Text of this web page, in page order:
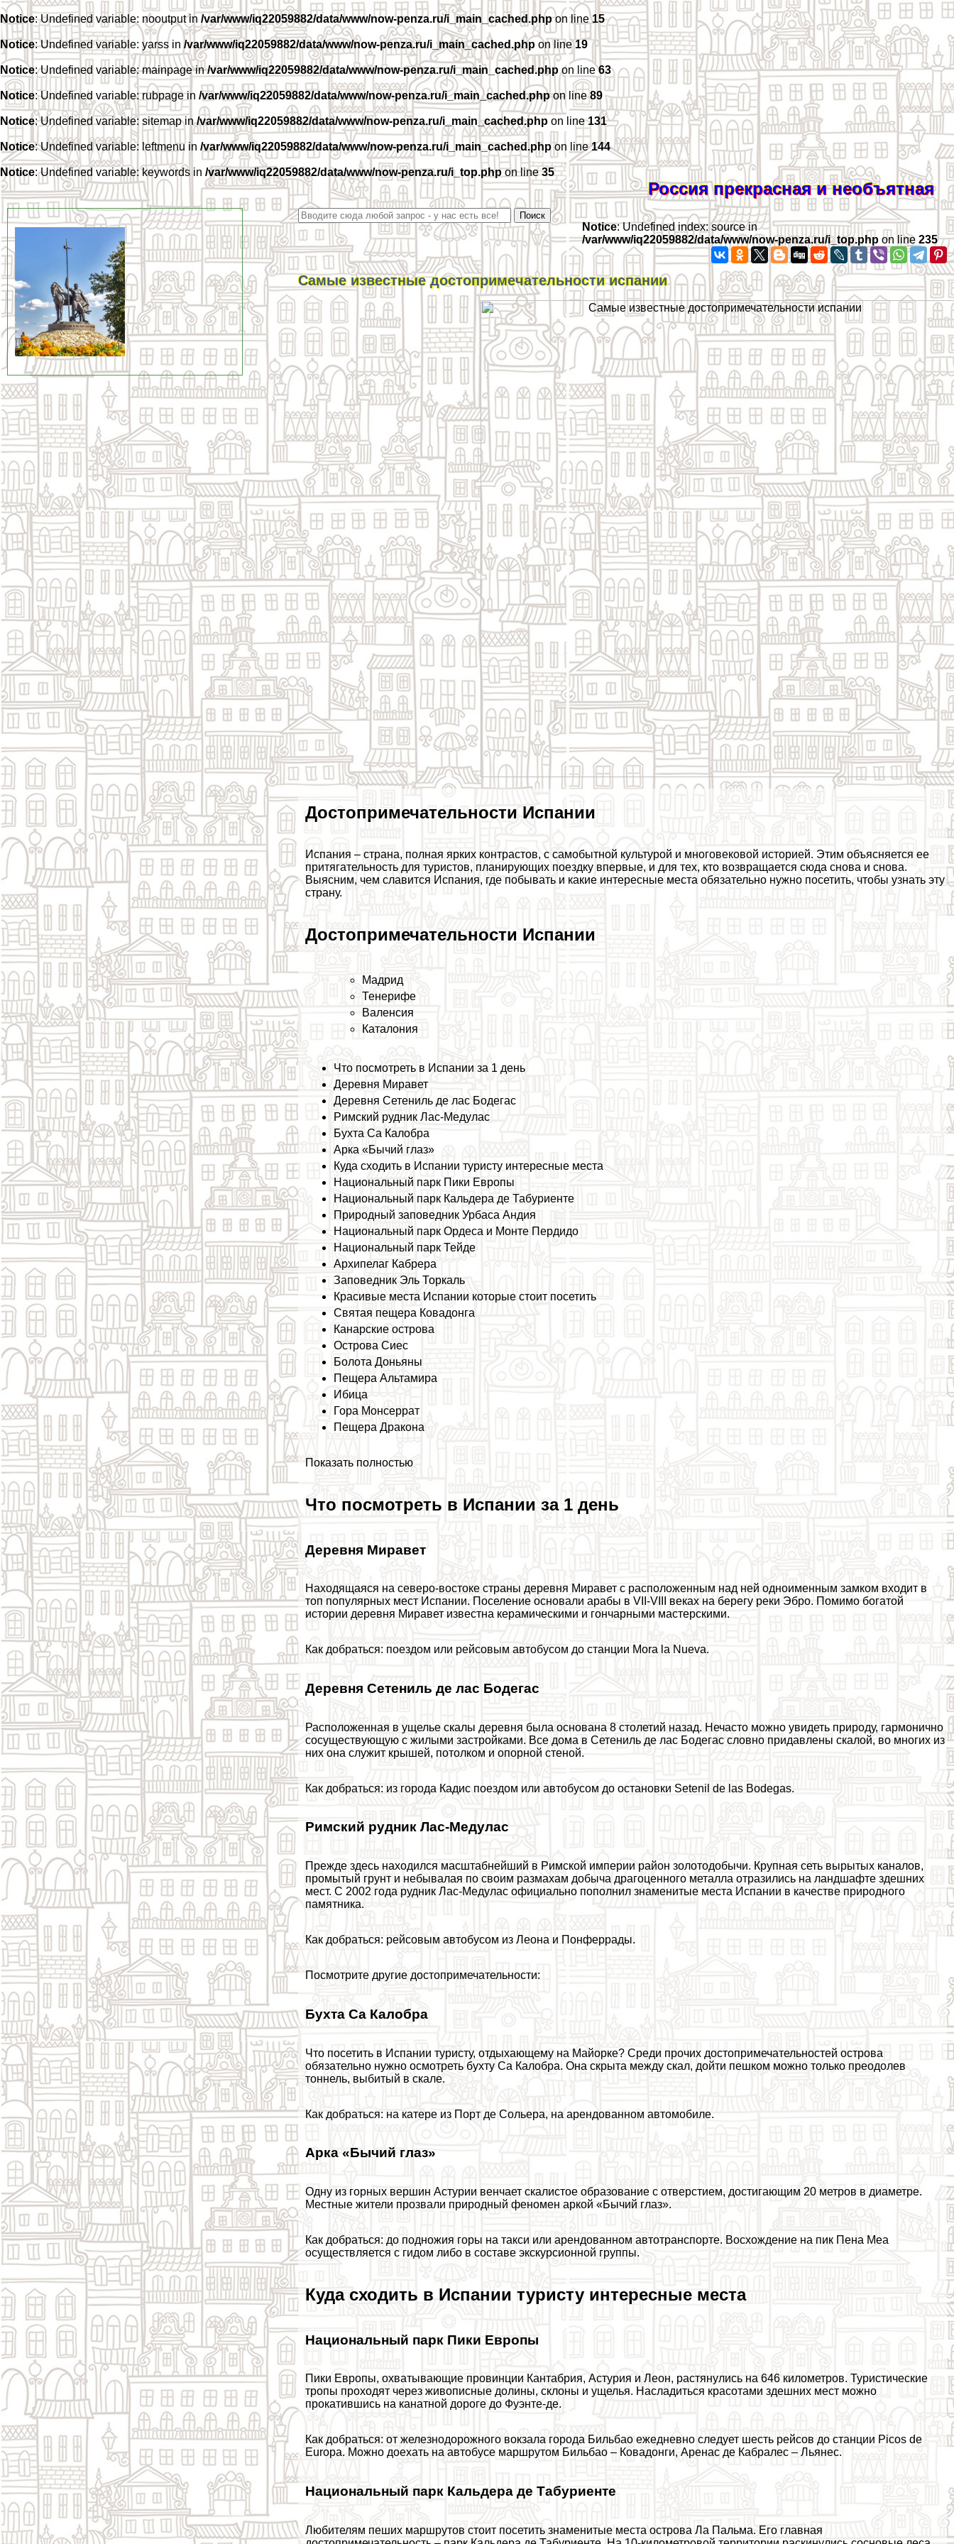
Notice: Undefined variable: nooutput in /var/www/iq22059882/data/www/now-penza.ru/i_main_cached.phpon line15
Notice: Undefined variable: yarss in /var/www/iq22059882/data/www/now-penza.ru/i_main_cached.php on line19
Notice: Undefined variable: mainpage in/var/www/iq22059882/data/www/now-penza.ru/i_main_cached.phpon line63
Notice: Undefined variable: rubpage in /var/www/iq22059882/data/www/now-penza.ru/i_main_cached.phpon line89
Notice: Undefined variable: sitemap in/var/www/iq22059882/data/www/now-penza.ru/i_main_cached.php on line131
Notice: Undefined variable: leftmenu in /var/www/iq22059882/data/www/now-penza.ru/i_main_cached.phpon line144
Notice: Undefined variable: keywords in /var/www/iq22059882/data/www/now-penza.ru/i_top.phpon line35
Россия прекрасная и необъятная
Notice: Undefined index: source in
/var/www/iq22059882/data/www/now-penza.ru/i_top.php on line235
Самые известные достопримечательности испании
Достопримечательности Испании
Испания – страна, полная ярких контрастов, с самобытной культурой и многовековой историей. Этим объясняется ее
притягательность для туристов, планирующих поездку впервые, и для тех, кто возвращается сюда снова и снова.
Выясним, чем славится Испания, где побывать и какие интересные места обязательно нужно посетить, чтобы узнать эту
страну.
Достопримечательности Испании
Мадрид
Тенерифе
Валенсия
Каталония
Что посмотреть в Испании за 1 день
Деревня Миравет
Деревня Сетениль де лас Бодегас
Римский рудник Лас-Медулас
Бухта Са Калобра
Арка «Бычий глаз»
Куда сходить в Испании туристу интересные места
Национальный парк Пики Европы
Национальный парк Кальдера де Табуриенте
Природный заповедник Урбаса Андия
Национальный парк Ордеса и Монте Пердидо
Национальный парк Тейде
Архипелаг Кабрера
Заповедник Эль Торкаль
Красивые места Испании которые стоит посетить
Святая пещера Ковадонга
Канарские острова
Острова Сиес
Болота Доньяны
Пещера Альтамира
Ибица
Гора Монсеррат
Пещера Дpaкона
Показать полностью
Что посмотреть в Испании за 1 день
Деревня Миравет
Находящаяся на северо-востоке страны деревня Миравет с расположенным над ней одноименным замком входит в
топ популярных мест Испании. Поселение основали аpaбы в VII-VIII веках на берегу реки Эбро. Помимо богатой
истории деревня Миравет известна керамическими и гончарными мастерскими.
Как добраться: поездом или рейсовым автобусом до станции Mora la Nueva.
Деревня Сетениль де лас Бодегас
Расположенная в ущелье скалы деревня была основана 8 столетий назад. Нечасто можно увидеть природу, гармонично
сосуществующую с жилыми застройками. Все дома в Сетениль де лас Бодегас словно придавлены скалой, во многих из
них она служит крышей, потолком и опopной стеной.
Как добраться: из города Кадис поездом или автобусом до остановки Setenil de las Bodegas.
Римский рудник Лас-Медулас
Прежде здесь находился масштабнейший в Римской империи район золотодобычи. Крупная сеть вырытых каналов,
промытый грунт и небывалая по своим размахам добыча драгоценного металла отразились на ландшафте здешних
мест. С 2002 года рудник Лас-Медулас официально пополнил знаменитые места Испании в качестве природного
памятника.
Как добраться: рейсовым автобусом из Леона и Понферрады.
Посмотрите другие достопримечательности:
Бухта Са Калобра
Что посетить в Испании туристу, отдыхающему на Майорке? Среди прочих достопримечательностей острова
обязательно нужно осмотреть бухту Са Калобра. Она скрыта между скал, дойти пешком можно только преодолев
тоннель, выбитый в скале.
Как добраться: на катере из Порт де Сольера, на арендованном автомобиле.
Арка «Бычий глаз»
Одну из горных вершин Астурии венчает скалистое образование с отверстием, достигающим 20 метров в диаметре.
Местные жители прозвали природный феномен аркой «Бычий глаз».
Как добраться: до подножия горы на такси или арендованном автотрaнcпорте. Восхождение на пик Пена Меа
осуществляется с гидом либо в составе экскурсионной группы.
Куда сходить в Испании туристу интересные места
Национальный парк Пики Европы
Пики Европы, охватывающие провинции Кантабрия, Астурия и Леон, растянулись на 646 километров. Туристические
тропы проходят через живописные долины, склоны и ущелья. Насладиться красотами здешних мест можно
прокатившись на канатной дороге до Фуэнте-де.
Как добраться: от железнодорожного вокзала города Бильбао ежедневно следует шесть рейсов до станции Picos de
Europa. Можно доехать на автобусе маршрутом Бильбао – Ковадонги, Аренас де Кабралес – Льянес.
Национальный парк Кальдера де Табуриенте
Любителям пеших маршрутов стоит посетить знаменитые места острова Ла Пальма. Его главная